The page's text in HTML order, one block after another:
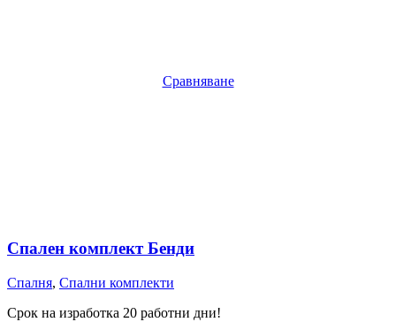
Сравняване
Спален комплект Бенди
Спалня, Спални комплекти
Срок на изработка 20 работни дни!